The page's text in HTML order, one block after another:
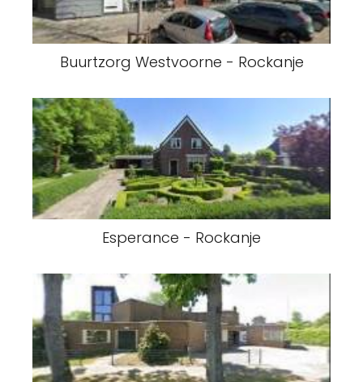
Buurtzorg Westvoorne - Rockanje
Esperance - Rockanje